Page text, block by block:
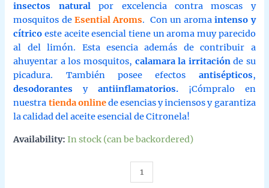
insectos naturalpor excelencia contra moscas y
mosquitos de Esential Aroms. Con un aromaintenso y
cítricoeste aceite esencial tiene un aroma muy parecido
al del limón. Esta esencia además de contribuir a
ahuyentar a los mosquitos, calamara la irritaciónde su
picadura. También posee efectos antisépticos,
desodorantes y antiinflamatorios. ¡Cómpralo en
nuestra tienda onlinede esencias y inciensos y garantiza
la calidad del aceite esencial de Citronela!
Availability: In stock (can be backordered)
orgánica